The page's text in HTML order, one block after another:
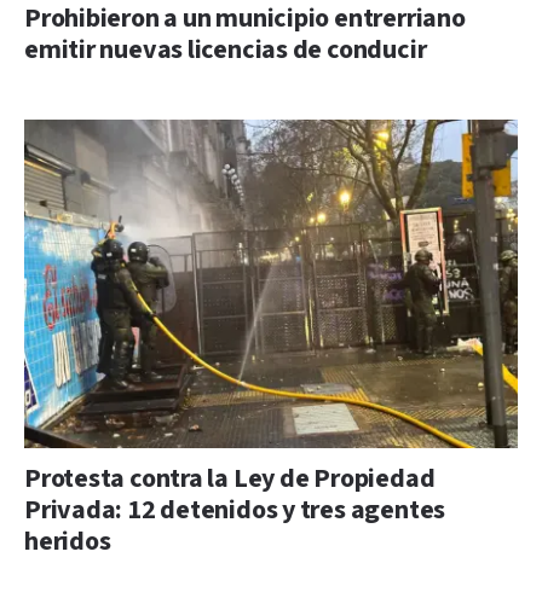
Prohibieron a un municipio entrerriano
emitir nuevas licencias de conducir
Protesta contra la Ley de Propiedad
Privada: 12 detenidos y tres agentes
heridos